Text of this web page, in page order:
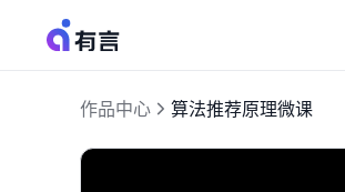
作品中心 算法推荐原理微课